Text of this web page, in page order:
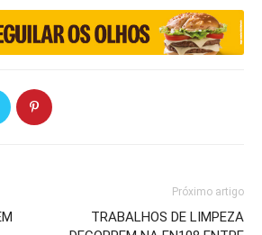
Próximo artigo
TRABALHOS DE LIMPEZA